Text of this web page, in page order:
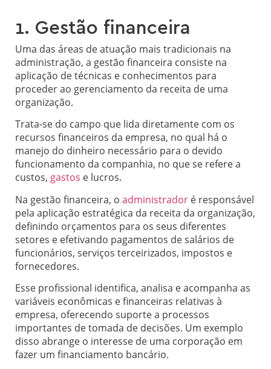
1. Gestão financeira
Uma das áreas de atuação mais tradicionais na
administração, a gestão financeira consiste na
aplicação de técnicas e conhecimentos para
proceder ao gerenciamento da receita de uma
organização.
Trata-se do campo que lida diretamente com os
recursos financeiros da empresa, no qual há o
manejo do dinheiro necessário para o devido
funcionamento da companhia, no que se refere a
custos, gastos e lucros.
Na gestão financeira, o administrador é responsável
pela aplicação estratégica da receita da organização,
definindo orçamentos para os seus diferentes
setores e efetivando pagamentos de salários de
funcionários, serviços terceirizados, impostos e
fornecedores.
Esse profissional identifica, analisa e acompanha as
variáveis econômicas e financeiras relativas à
empresa, oferecendo suporte a processos
importantes de tomada de decisões. Um exemplo
disso abrange o interesse de uma corporação em
fazer um financiamento bancário.